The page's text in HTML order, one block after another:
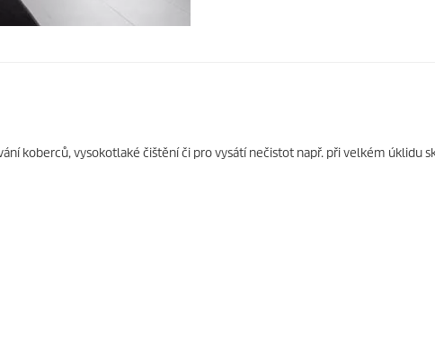
koberců, vysokotlaké čištění či pro vysátí nečistot např. při velkém úklidu